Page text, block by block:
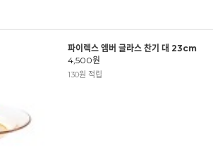
파이렉스 엠버 글라스 찬기 대 23cm
4,500원
130원 적립